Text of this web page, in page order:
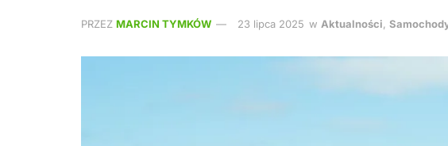
PRZEZ MARCIN TYMKÓW 23 lipca 2025 w Aktualności,